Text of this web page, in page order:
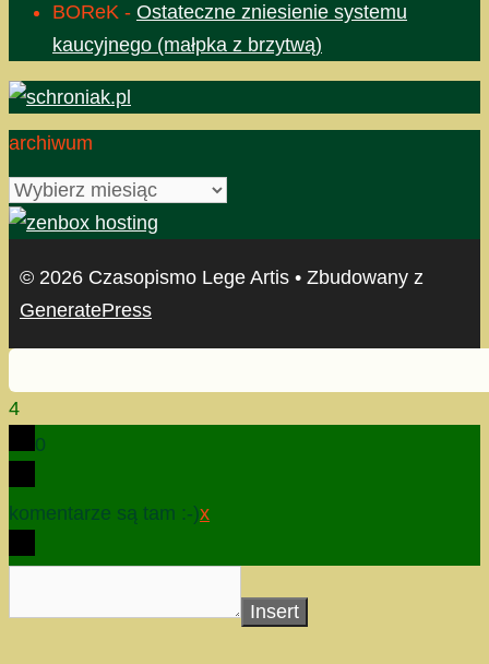
BOReK - Ostateczne zniesienie systemu
kaucyjnego (małpka z brzytwą)
archiwum
archiwum
© 2026 Czasopismo Lege Artis • Zbudowany z
GeneratePress
4
0
komentarze są tam :-)x
Insert